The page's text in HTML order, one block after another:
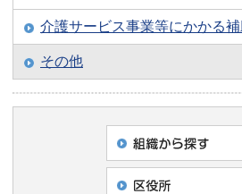
介護サービス事業等にかかる
その他